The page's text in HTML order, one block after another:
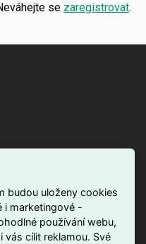
se zaregistrovat.
budou uloženy cookies
i marketingové -
používání webu,
vás cílit reklamou. Své